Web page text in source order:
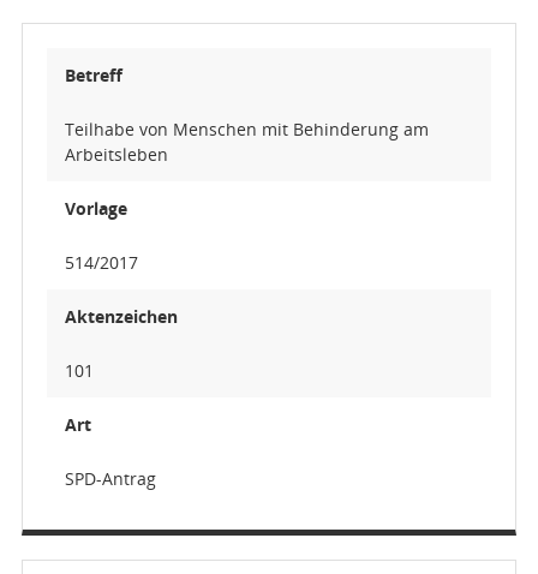
Betreff
Teilhabe von Menschen mit Behinderung am
Arbeitsleben
Vorlage
514/2017
Aktenzeichen
101
Art
SPD-Antrag